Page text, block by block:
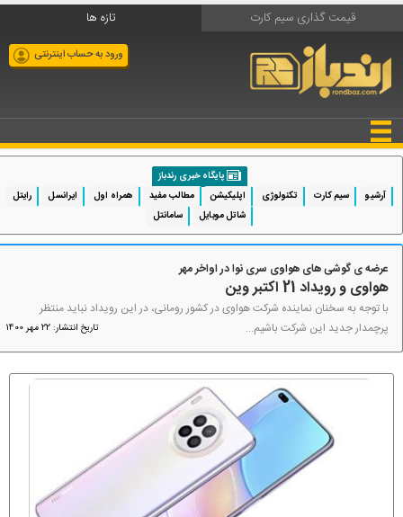
قیمت گذاری سیم کارت تازه ها
ورود به حساب اینترنتی
پایگاه خبری رندباز
آرشیو
سیم کارت تکنولوژی اپلیکیشن مطالب مفید همراه اول ایرانسل
رایتل
شاتل موبایل
سامانتل
عرضه ی گوشی های هواوی سری نوا در اواخر مهر
هواوی و رویداد 21 اکتبر وین
با توجه به سخنان نماینده شرکت هواوی در کشور رومانی، در این رویداد نباید منتظر
پرچمدار جدید این شرکت باشیم...
تاریخ انتشار: 22 مهر 1400